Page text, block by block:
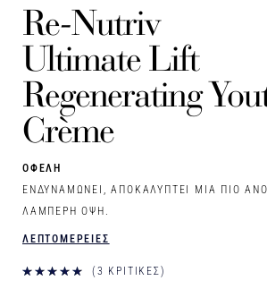
Re-Nutriv
Ultimate Lift
Regenerating
Crème
ΟΦΕΛΗ
ΕΝΔΥΝΑΜΩΝΕΙ, ΑΠΟΚΑΛΥΠΤΕΙ ΜΙΑ ΠΙΟ
ΛΑΜΠΕΡΗ ΟΨΗ.
ΛΕΠΤΟΜΕΡΕΙΕΣ
3 ΚΡΙΤΙΚΈΣ